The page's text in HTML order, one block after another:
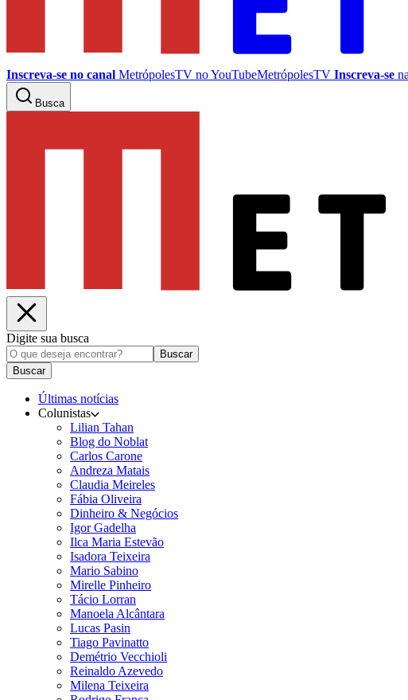
Inscreva-se no canal MetrópolesTV noYouTubeMetrópolesTV Inscreva-se
Busca
Digite sua busca
Buscar
Buscar
Últimas notícias
Colunistas
Lilian Tahan
Blog do Noblat
Carlos Carone
Andreza Matais
Claudia Meireles
Fábia Oliveira
Dinheiro & Negócios
Igor Gadelha
Ilca Maria Estevão
Isadora Teixeira
Mario Sabino
Mirelle Pinheiro
Tácio Lorran
Manoela Alcântara
Lucas Pasin
Tiago Pavinatto
Demétrio Vecchioli
Reinaldo Azevedo
Milena Teixeira